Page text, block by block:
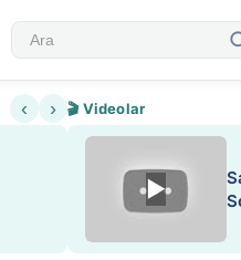
‹ › 🎬 Videolar
▶